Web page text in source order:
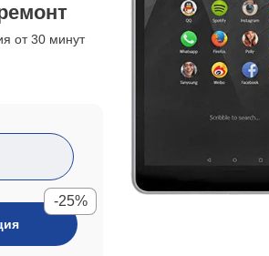
от 30 минут
-25%